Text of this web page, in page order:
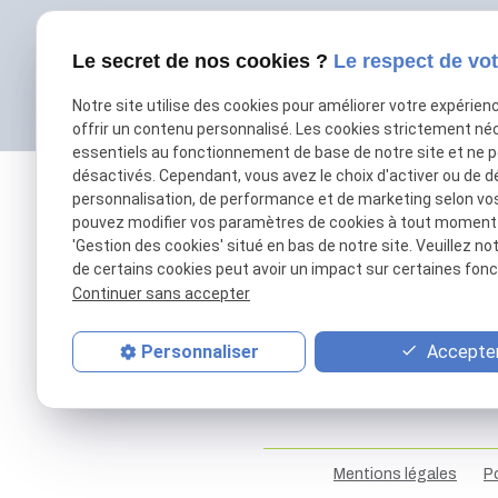
contact@patrick-remorques.fr
Mentions légales
Le secret de nos cookies ? Le respect de
Notre site utilise des cookies pour améliorer votre
offrir un contenu personnalisé. Les cookies strictement
essentiels au fonctionnement de base de notre site et ne
désactivés. Cependant, vous avez le choix d'activer ou de
personnalisation, de performance et de marketing selon
pouvez modifier vos paramètres de cookies à tout
'Gestion des cookies' situé en bas de notre site. Veuillez
de certains cookies peut avoir un impact sur certaines
Continuer sans accepter
Personnaliser